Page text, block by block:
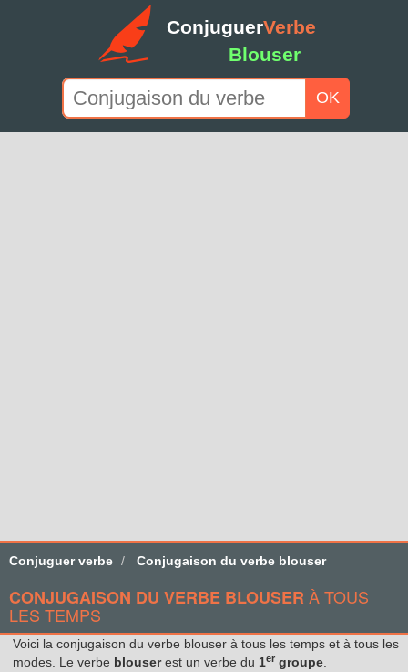
ConjuguerVerbe
Blouser
OK
Conjuguer verbe Conjugaison du verbe blouser
CONJUGAISON DU VERBE BLOUSER À TOUS
LES TEMPS
Voici la conjugaison du verbe blouser à tous les temps et à tous les
modes. Le verbe blouserest un verbe du 1er groupe